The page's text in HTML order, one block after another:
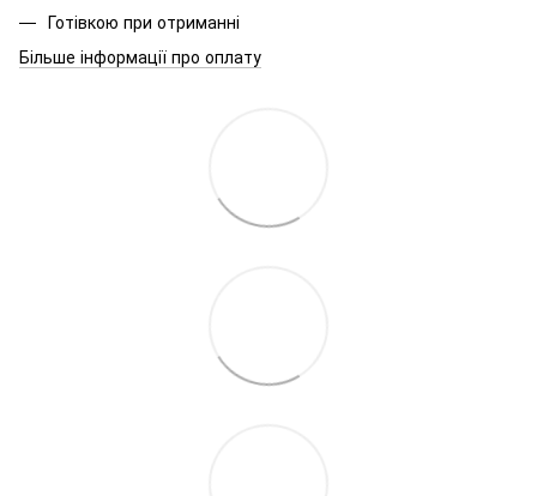
Готівкою при отриманні
Більше інформації про оплату